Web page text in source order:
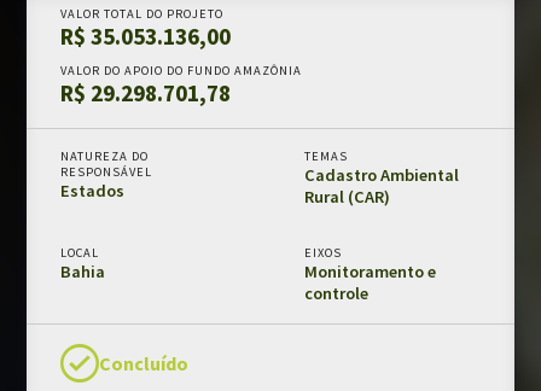
Chamadas públicas
Documentos de suporte
PRÊMIO FUNDO AMAZÔNIA
MONITORAMENTO E AVALIAÇÃO
Resultados e impactos
Avaliações externas
Fundo Amazônia e os ODS
VALOR TOTAL DO PROJETO
R$ 35.053.136,00
VALOR DO APOIO DO FUNDO AMAZÔNIA
R$ 29.298.701,78
NATUREZA DO
RESPONSÁVEL
Estados
TEMAS
Cadastro Ambiental
Rural (CAR)
LOCAL
Bahia
EIXOS
Monitoramento e
controle
Concluído